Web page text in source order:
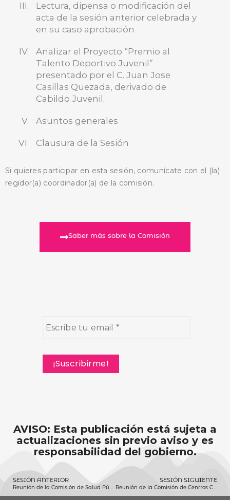
Lectura, dipensa o modificación del
acta de la sesión anterior celebrada y
en su caso aprobación
Analizar el Proyecto “Premio al
Talento Deportivo Juvenil”
presentado por el C. Juan Jose
Casillas Quezada, derivado de
Cabildo Juvenil.
Asuntos generales
Clausura de la Sesión
Si quieres participar en esta sesión, comunícate con el (la)
regidor(a) coordinador(a) de la comisión.
Saber más sobre la Comisión
AVISO: Esta publicación está sujeta a
actualizaciones sin previo aviso y es
responsabilidad del gobierno.
SESIÓN ANTERIOR SESIÓN SIGUIENTE
Reunión de la Comisión de Centros Comunitarios (05/01/2023)